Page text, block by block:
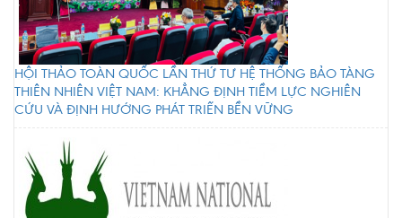
HỘI THẢO TOÀN QUỐC LẦN THỨ TƯ HỆ THỐNG BẢO TÀNG
THIÊN NHIÊN VIỆT NAM: KHẲNG ĐỊNH TIỀM LỰC NGHIÊN
CỨU VÀ ĐỊNH HƯỚNG PHÁT TRIỂN BỀN VỮNG